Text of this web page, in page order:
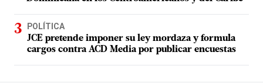
POLÍTICA
JCE pretende imponer su ley mordaza y formula
cargos contra ACD Media por publicar encuestas